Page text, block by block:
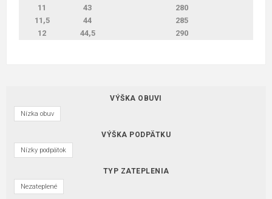
11
43
280
11,5
44
285
12
44,5 290
VÝŠKA OBUVI
Nízka obuv
VÝŠKA PODPÄTKU
Nízky podpätok
TYP ZATEPLENIA
Nezateplené